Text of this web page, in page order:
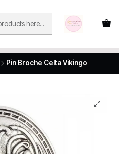
Pin Broche Celta Vikingo